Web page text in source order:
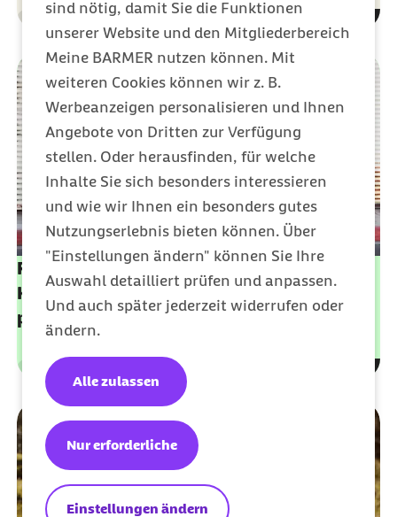
sind nötig, damit Sie die Funktionen
unserer Website und den Mitgliederbereich
Meine BARMER nutzen können. Mit
weiteren Cookies können wir z. B.
Werbeanzeigen personalisieren und Ihnen
Angebote von Dritten zur Verfügung
stellen. Oder herausfinden, für welche
Inhalte Sie sich besonders interessieren
und wie wir Ihnen ein besonders gutes
Nutzungserlebnis bieten können. Über
"Einstellungen ändern" können Sie Ihre
Auswahl detailliert prüfen und anpassen.
Und auch später jederzeit widerrufen oder
ändern.
Einstellungen ändern
Nur erforderliche
Alle zulassen
Reisezusatzversicherung: Von exklusiven
Konditionen für Barmer Mitglieder
profitieren
Kategorie
Leistungen